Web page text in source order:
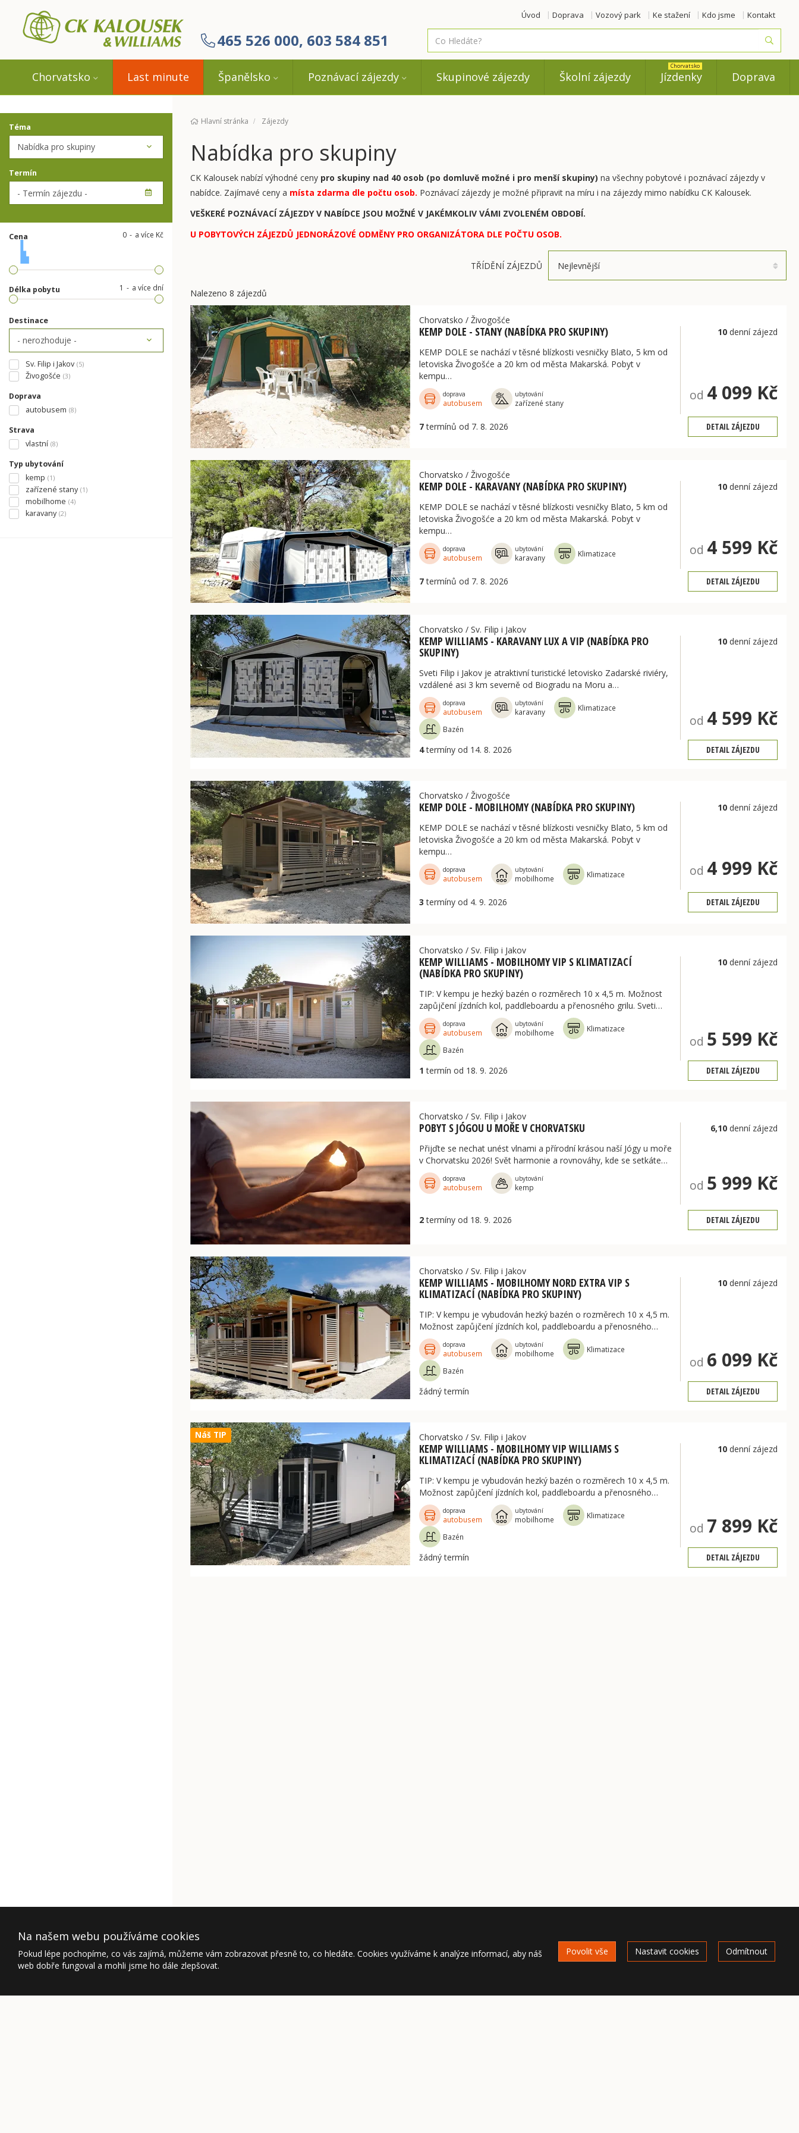
Úvod Doprava Vozový park Ke stažení Kdo jsme Kontakt
465 526 000, 603 584 851
hledáte
Chorvatsko Last minute Španělsko Poznávací zájezdy Skupinové zájezdy Školní zájezdy Jízdenky
Chorvatsko
Doprava
Hlavní stránka Zájezdy
Nabídka pro skupiny
CK Kalousek nabízí výhodné ceny pro skupiny nad 40 osob (po domluvě možné i pro menší skupiny) na všechny pobytové i poznávací zájezdy v
nabídce. Zajímavé ceny a místa zdarma dle počtu osob. Poznávací zájezdy je možné připravit na míru i na zájezdy mimo nabídku CK Kalousek.
VEŠKERÉ POZNÁVACÍ ZÁJEZDY V NABÍDCE JSOU MOŽNÉ V JAKÉMKOLIV VÁMI ZVOLENÉM OBDOBÍ.
U POBYTOVÝCH ZÁJEZDŮ JEDNORÁZOVÉ ODMĚNY PRO ORGANIZÁTORA DLE POČTU OSOB.
TŘÍDĚNÍ ZÁJEZDŮ Nejlevnější
Nalezeno 8 zájezdů
Chorvatsko / Živogošće
KEMP DOLE - STANY (NABÍDKA PRO SKUPINY)
KEMP DOLE se nachází v těsné blízkosti vesničky Blato, 5 km od
letoviska Živogošće a 20 km od města Makarská. Pobyt v
kempu…
doprava
autobusem
ubytování
zařízené stany
10denní zájezd
od 4 099 Kč
7termínů od 7. 8. 2026 DETAIL ZÁJEZDU
Chorvatsko / Živogošće
KEMP DOLE - KARAVANY (NABÍDKA PRO SKUPINY)
KEMP DOLE se nachází v těsné blízkosti vesničky Blato, 5 km od
letoviska Živogošće a 20 km od města Makarská. Pobyt v
kempu…
doprava
autobusem
ubytování
karavany Klimatizace
10denní zájezd
od 4 599 Kč
7termínů od 7. 8. 2026 DETAIL ZÁJEZDU
Chorvatsko / Sv. Filip i Jakov
KEMP WILLIAMS - KARAVANY LUX A VIP (NABÍDKA PRO
SKUPINY)
Sveti Filip i Jakov je atraktivní turistické letovisko Zadarské riviéry,
vzdálené asi 3 km severně od Biogradu na Moru a…
doprava
autobusem
ubytování
karavany Klimatizace
Bazén
10denní zájezd
od 4 599 Kč
4termíny od 14. 8. 2026 DETAIL ZÁJEZDU
Chorvatsko / Živogošće
KEMP DOLE - MOBILHOMY (NABÍDKA PRO SKUPINY)
KEMP DOLE se nachází v těsné blízkosti vesničky Blato, 5 km od
letoviska Živogošće a 20 km od města Makarská. Pobyt v
kempu…
doprava
autobusem
ubytování
mobilhome Klimatizace
10denní zájezd
od 4 999 Kč
3 termíny od 4. 9. 2026 DETAIL ZÁJEZDU
Chorvatsko / Sv. Filip i Jakov
KEMP WILLIAMS - MOBILHOMY VIP S KLIMATIZACÍ
(NABÍDKA PRO SKUPINY)
TIP: V kempu je hezký bazén o rozměrech 10 x 4,5 m. Možnost
zapůjčení jízdních kol, paddleboardu a přenosného grilu. Sveti…
doprava
autobusem
ubytování
mobilhome Klimatizace
Bazén
10denní zájezd
od 5 599 Kč
1 termín od 18. 9. 2026 DETAIL ZÁJEZDU
Chorvatsko / Sv. Filip i Jakov
POBYT S JÓGOU U MOŘE V CHORVATSKU
Přijďte se nechat unést vlnami a přírodní krásou naší Jógy u moře
v Chorvatsku 2026! Svět harmonie a rovnováhy, kde se setkáte…
doprava
autobusem
ubytování
kemp
6,10denní zájezd
od 5 999 Kč
2termíny od 18. 9. 2026 DETAIL ZÁJEZDU
Chorvatsko / Sv. Filip i Jakov
KEMP WILLIAMS - MOBILHOMY NORD EXTRA VIP S
KLIMATIZACÍ (NABÍDKA PRO SKUPINY)
TIP: V kempu je vybudován hezký bazén o rozměrech 10 x 4,5 m.
Možnost zapůjčení jízdních kol, paddleboardu a přenosného…
doprava
autobusem
ubytování
mobilhome Klimatizace
Bazén
10denní zájezd
od 6 099 Kč
žádný termín DETAIL ZÁJEZDU
Náš TIP Chorvatsko / Sv. Filip i Jakov
KEMP WILLIAMS - MOBILHOMY VIP WILLIAMS S
KLIMATIZACÍ (NABÍDKA PRO SKUPINY)
TIP: V kempu je vybudován hezký bazén o rozměrech 10 x 4,5 m.
Možnost zapůjčení jízdních kol, paddleboardu a přenosného…
doprava
autobusem
ubytování
mobilhome Klimatizace
Bazén
10denní zájezd
od 7 899 Kč
žádný termín DETAIL ZÁJEZDU
Téma
Termín
Cena 0 a více Kč
Délka pobytu 1 a více dní
Destinace
Sv. Filip i Jakov (5)
Živogošće (3)
Doprava
autobusem (8)
Strava
vlastní (8)
Typ ubytování
kemp (1)
zařízené stany (1)
mobilhome (4)
karavany (2)
Na našem webu používáme cookies
Pokud lépe pochopíme, co vás zajímá, můžeme vám zobrazovat přesně to, co hledáte. Cookies využíváme k analýze informací, aby náš
web dobře fungoval a mohli jsme ho dále zlepšovat.
Povolit vše Nastavit cookies Odmítnout